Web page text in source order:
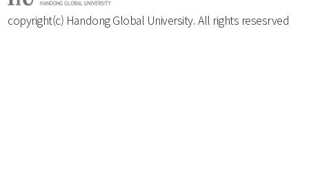
copyright(c) Handong Global University. All rights resesrved